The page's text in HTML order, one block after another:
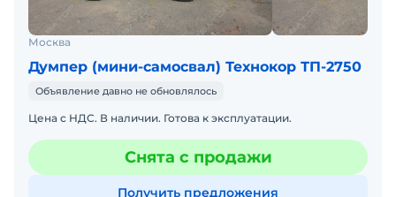
Москва
Думпер (мини-самосвал) Технокор ТП-2750
Объявление давно не обновлялось
Цена с НДС. В наличии. Готова к эксплуатации.
Снята с продажи
Получить предложения